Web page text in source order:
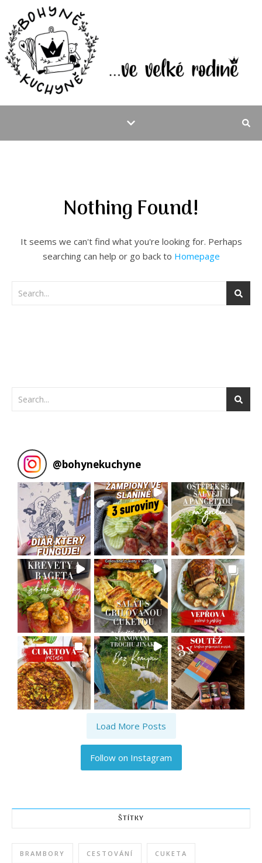
Nothing Found!
It seems we can't find what you're looking for. Perhaps
searching can help or go back to Homepage
@bohynekuchyne
Load More Posts
Follow on Instagram
ŠTÍTKY
BRAMBORY CESTOVÁNÍ CUKETA